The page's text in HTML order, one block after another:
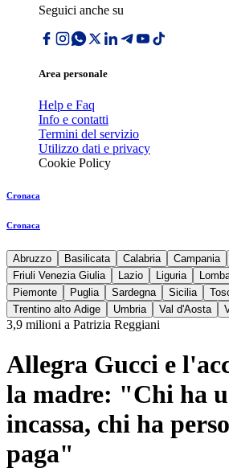
Seguici anche su
Area personale
Help e Faq
Info e contatti
Termini del servizio
Utilizzo dati e privacy
Cookie Policy
Cronaca
Cronaca
Abruzzo Basilicata Calabria Campania
Friuli Venezia Giulia
Lazio Liguria
Piemonte
Puglia Sardegna Sicilia
Trentino alto Adige
Umbria Val d'Aosta
3,9 milioni a Patrizia Reggiani
Allegra Gucci e
la madre: "Chi ha
incassa, chi ha
paga"